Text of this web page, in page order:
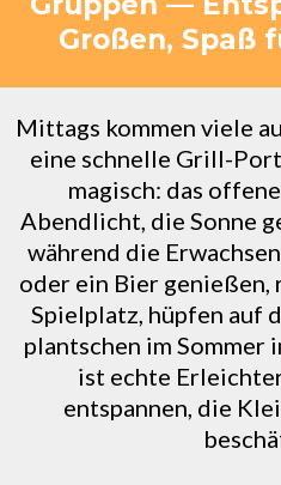
Großen, Spaß
Mittags kommen viele
eine schnelle Grill-
magisch: das
Abendlicht, die Sonne
während die
oder ein Bier genießen,
Spielplatz, hüpfen auf
plantschen im Sommer
ist echte
entspannen, die